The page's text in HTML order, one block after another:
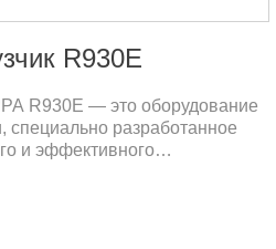
R930E
R930E — это оборудование
специально разработанное
и эффективного
дорогах, строительных
муниципальном